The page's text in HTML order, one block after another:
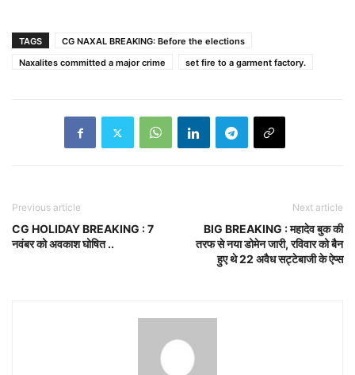
TAGS
CG NAXAL BREAKING: Before the elections
Naxalites committed a major crime
set fire to a garment factory.
Previous article
CG HOLIDAY BREAKING : 7
नवंबर को अवकाश घोषित ..
Next article
BIG BREAKING : महादेव बुक की
तरफ से नया डोमेन जारी, रविवार को बैन
हुए थे 22 अवैध सट्टेबाजी के ऐप्स